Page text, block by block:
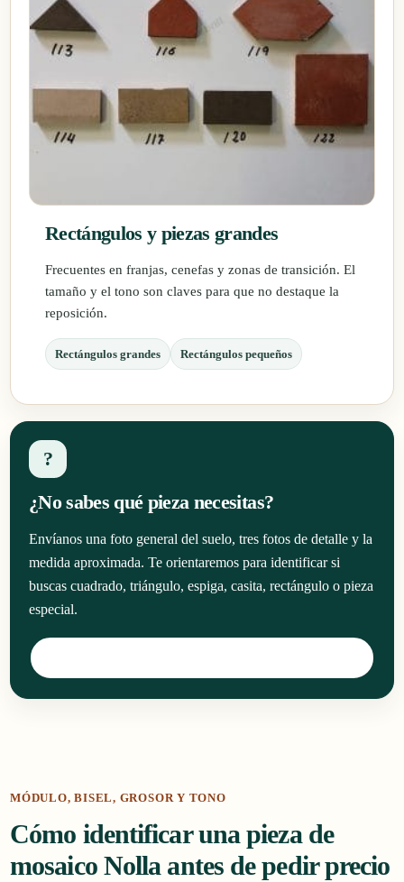
Rectángulos y piezas grandes
Frecuentes en franjas, cenefas y zonas de transición. El
tamaño y el tono son claves para que no destaque la
reposición.
Rectángulos grandes Rectángulos pequeños
?
¿No sabes qué pieza necesitas?
Envíanos una foto general del suelo, tres fotos de detalle y la
medida aproximada. Te orientaremos para identificar si
buscas cuadrado, triángulo, espiga, casita, rectángulo o pieza
especial.
MÓDULO, BISEL, GROSOR Y TONO
Cómo identificar una pieza de
mosaico Nolla antes de pedir precio